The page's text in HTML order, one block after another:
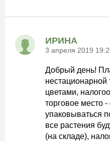
ИРИНА
3 апреля 2019
Добрый день!
нестационарной
цветами,
торговое место -
упаковываться
все растения
(на складе),